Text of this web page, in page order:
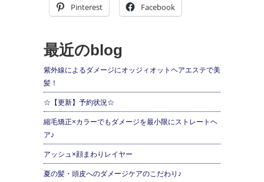
Pinterest Facebook
最近のblog
紫外線によるダメージにオッジィオットヘアエステで美
髪！
☆【更新】予約状況☆
縮毛矯正×カラーでもダメージを最小限にストレートヘ
ア♪
アッシュ×顔まわりレイヤー
夏の髪・頭皮へのダメージケアのこだわり♪